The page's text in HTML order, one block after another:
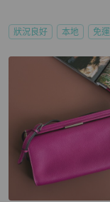
狀況良好 本地 免運